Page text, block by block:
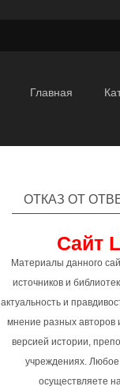
Главная
ОТКАЗ ОТ
Сайт
Материалы данного
источников и
актуальность и
мнение разных авторов
версией истории,
учреждениях.
осуществляете